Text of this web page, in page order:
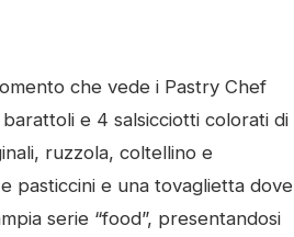
che vede i Pastry Chef
barattoli e 4 salsicciotti colorati di
ruzzola, coltellino e
pasticcini e una tovaglietta dove
serie “food”, presentandosi